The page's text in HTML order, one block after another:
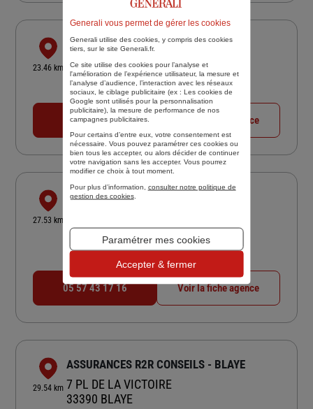
23.46 km
GENERALI LE TOURNE
4 AVE DU LIEUTENANT ROUCH
33550 LE TOURNE
Fermé actuellement
05 56 40 46 77 Voir la fiche agence
27.53 km
SARL JULIE JACOUTY
33240 ST GENES DE FRONSAC
4,8 Note de 4.8 sur 5
(Google) 51 avis
Fermé actuellement
05 57 43 17 16 Voir la fiche agence
29.54 km
ASSURANCES R2R CONSEILS - BLAYE
7 PL DE LA VICTOIRE
33390 BLAYE
Generali vous permet de gérer les cookies
Generali utilise des cookies, y compris des cookies
tiers, sur le site Generali.fr.
Ce site utilise des cookies pour l’analyse et
l'amélioration de l’expérience utilisateur, la mesure et
l’analyse d’audience, l’interaction avec les réseaux
sociaux, le ciblage publicitaire (ex : Les cookies de
Google sont utilisés pour la personnalisation
publicitaire), la mesure de performance de nos
campagnes publicitaires.
Pour certains d’entre eux, votre consentement est
nécessaire. Vous pouvez paramétrer ces cookies ou
bien tous les accepter, ou alors décider de continuer
votre navigation sans les accepter. Vous pourrez
modifier ce choix à tout moment.
Pour plus d’information, consulter notre politique de
gestion des cookies.
Paramétrer mes cookies
Accepter & fermer